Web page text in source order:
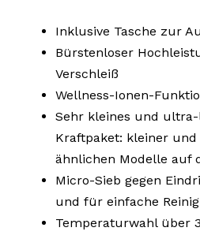
Inklusive Tasche zur
Bürstenloser
Verschleiß
Wellness-Ionen-
Sehr kleines und
Kraftpaket: kleiner
ähnlichen Modelle auf
Micro-Sieb gegen
und für einfache
Temperaturwahl über